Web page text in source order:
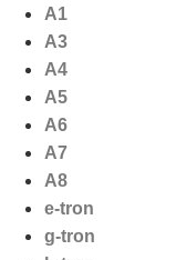
naar
inhoud
A1
A3
A4
A5
A6
A7
A8
e-tron
g-tron